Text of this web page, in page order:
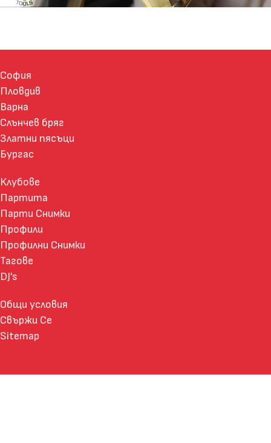
София
Пловдив
Варна
Слънчев бряг
Златни пясъци
Бургас
Клубове
Партита
Парти Снимки
Профили
Профилни Снимки
Тагове
DJ's
Общи условия
Свържи Се
Sitemap